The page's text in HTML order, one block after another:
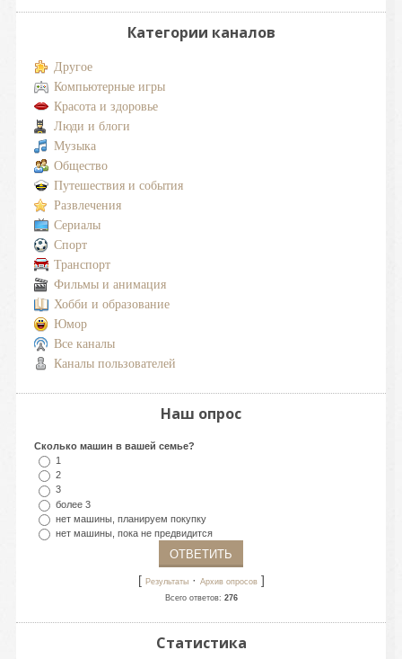
Категории каналов
Другое
Компьютерные игры
Красота и здоровье
Люди и блоги
Музыка
Общество
Путешествия и события
Развлечения
Сериалы
Спорт
Транспорт
Фильмы и анимация
Хобби и образование
Юмор
Все каналы
Каналы пользователей
Наш опрос
Сколько машин в вашей семье?
1
2
3
более 3
нет машины, планируем покупку
нет машины, пока не предвидится
[ Результаты· Архив опросов]
Всего ответов: 276
Статистика